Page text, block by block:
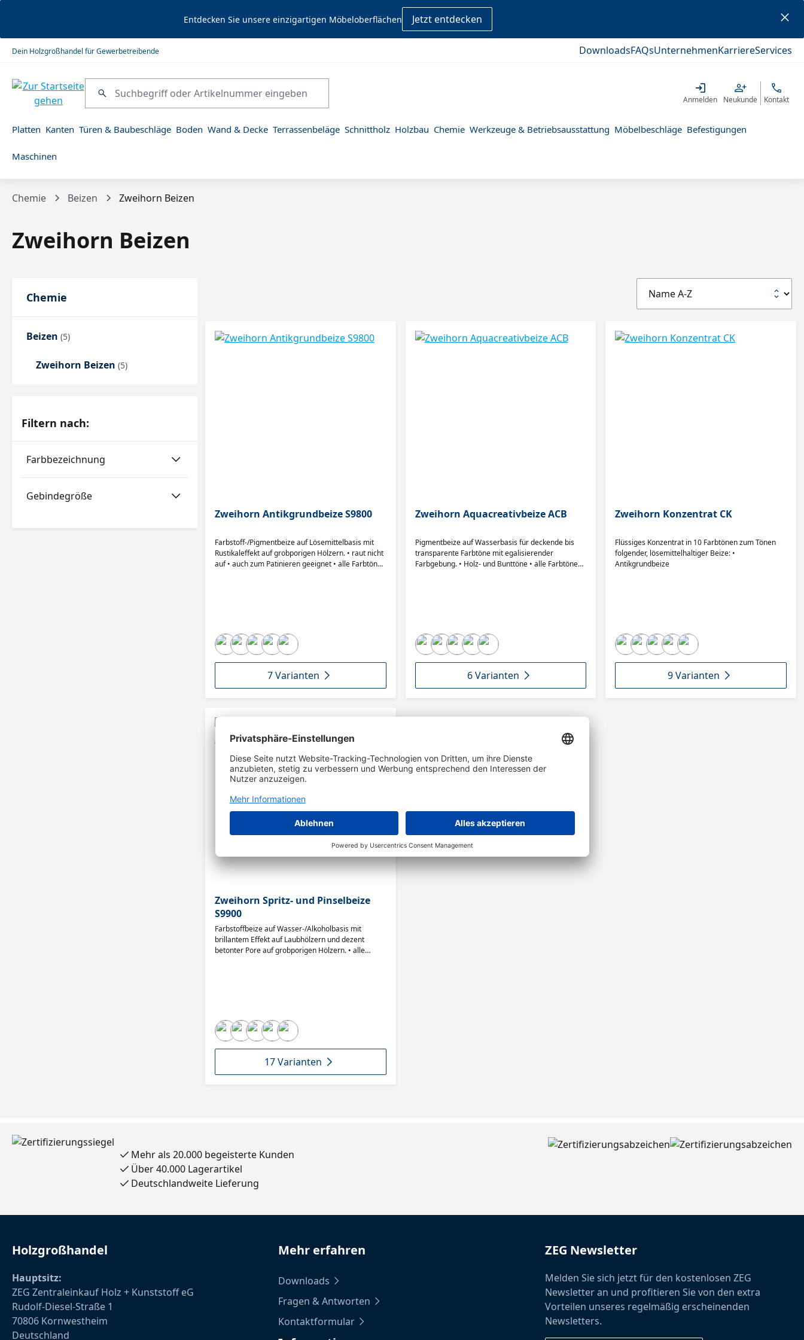
Zur Hauptnavigation springenEntdecken Sie unsere einzigartigen Möbeloberflächen Jetzt entdecken
Dein Holzgroßhandel für Gewerbetreibende DownloadsFAQsUnternehmenKarriereServices
Anmelden Neukunde Kontakt
Platten Kanten Türen & Baubeschläge Boden Wand & Decke Terrassenbeläge Schnittholz Holzbau Chemie Werkzeuge & Betriebsausstattung Möbelbeschläge Befestigungen
Maschinen
Chemie Beizen Zweihorn Beizen
Zweihorn Beizen
Chemie
Beizen (5)
Zweihorn Beizen (5)
Filtern nach:
Farbbezeichnung
Gebindegröße
Zweihorn Antikgrundbeize S9800
Farbstoff-/Pigmentbeize auf Lösemittelbasis mit
Rustikaleffekt auf grobporigen Hölzern. • raut nicht
auf • auch zum Patinieren geeignet • alle Farbtöne
7 Varianten
Zweihorn Aquacreativbeize ACB
Pigmentbeize auf Wasserbasis für deckende bis
transparente Farbtöne mit egalisierender
Farbgebung. • Holz- und Bunttöne • alle Farbtöne
6 Varianten
Zweihorn Konzentrat CK
Flüssiges Konzentrat in 10 Farbtönen zum Tönen
folgender, lösemittelhaltiger Beize: •
Antikgrundbeize
9 Varianten
Zweihorn Spritz- und Pinselbeize
S9900
Farbstoffbeize auf Wasser-/Alkoholbasis mit
brillantem Effekt auf Laubhölzern und dezent
betonter Pore auf grobporigen Hölzern. • alle
17 Varianten
Mehr als 20.000 begeisterte Kunden
Über 40.000 Lagerartikel
Deutschlandweite Lieferung
Holzgroßhandel
Hauptsitz:
ZEG Zentraleinkauf Holz + Kunststoff eG
Rudolf-Diesel-Straße 1
70806 Kornwestheim
Deutschland
Mehr erfahren
Downloads
Fragen & Antworten
Kontaktformular
ZEG Newsletter
Melden Sie sich jetzt für den kostenlosen ZEG
Newsletter an und profitieren Sie von den extra
Vorteilen unseres regelmäßig erscheinenden
Newsletters.